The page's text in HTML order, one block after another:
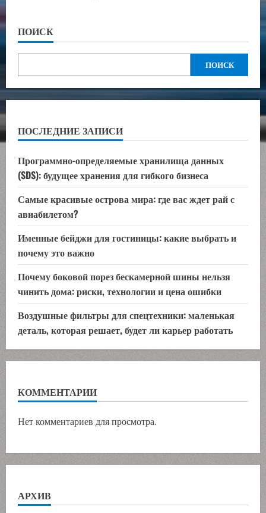
ПОИСК
ПОИСК
ПОСЛЕДНИЕ ЗАПИСИ
Программно-определяемые хранилища данных
(SDS): будущее хранения для гибкого бизнеса
Самые красивые острова мира: где вас ждет рай с
авиабилетом?
Именные бейджи для гостиницы: какие выбрать и
почему это важно
Почему боковой порез бескамерной шины нельзя
чинить дома: риски, технологии и цена ошибки
Воздушные фильтры для спецтехники: маленькая
деталь, которая решает, будет ли карьер работать
КОММЕНТАРИИ
Нет комментариев для просмотра.
АРХИВ